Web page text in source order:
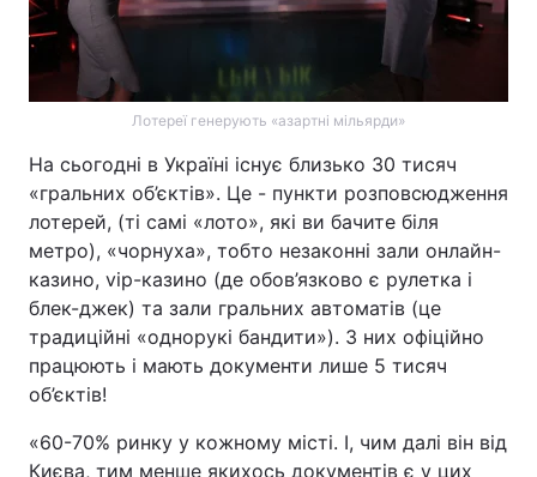
Лотереї генерують «азартні мільярди»
На сьогодні в Україні існує близько 30 тисяч
«гральних об’єктів». Це - пункти розповсюдження
лотерей, (ті самі «лото», які ви бачите біля
метро), «чорнуха», тобто незаконні зали онлайн-
казино, vip-казино (де обов’язково є рулетка і
блек-джек) та зали гральних автоматів (це
традиційні «однорукі бандити»). З них офіційно
працюють і мають документи лише 5 тисяч
об’єктів!
«60-70% ринку у кожному місті. І, чим далі він від
Києва, тим менше якихось документів є у цих